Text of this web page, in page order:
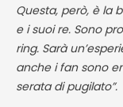
Questa, però, è la
e i suoi re. Sono
ring. Sarà
anche i fan sono
serata di pugilato”.